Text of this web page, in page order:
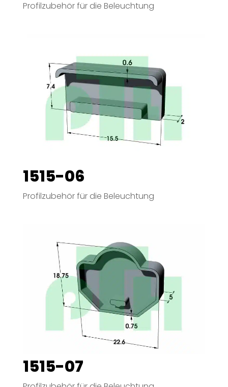
Profilzubehör für die Beleuchtung
1515-06
Profilzubehör für die Beleuchtung
1515-07